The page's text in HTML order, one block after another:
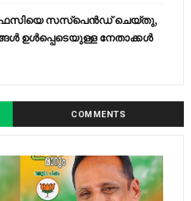
സസ്‌പെൻഡ് ചെയ്തു,
ഉൾപ്പെടെയുള്ള നേതാക്കൾ
COMMENTS